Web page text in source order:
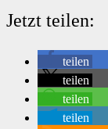
Jetzt teilen:
teilen
teilen
teilen
teilen